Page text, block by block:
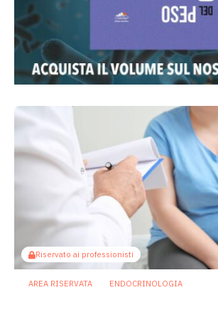
Riservato ai professionisti
AREA RISERVATA ENDOCRINOLOGIA